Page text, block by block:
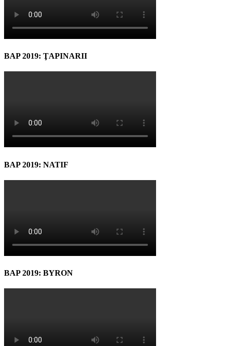
BAP 2019: ŢAPINARII
BAP 2019: NATIF
BAP 2019: BYRON